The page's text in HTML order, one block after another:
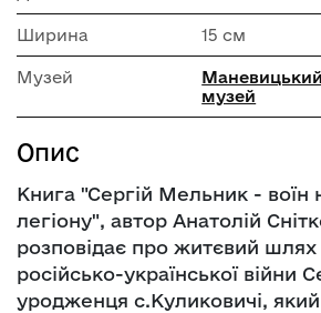
Ширина 15 см
Музей
музей
Опис
Книга "Сергій Мельник - воїн
легіону", автор Анатолій
розповідає про житєвий шлях
російсько-української війни
уродженця с.Куликовичі,